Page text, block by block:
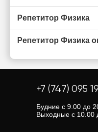
Репетитор Физика
Репетитор Физика
+7 (747) 095
Будние с 9.00 до
Выходные с 10.00